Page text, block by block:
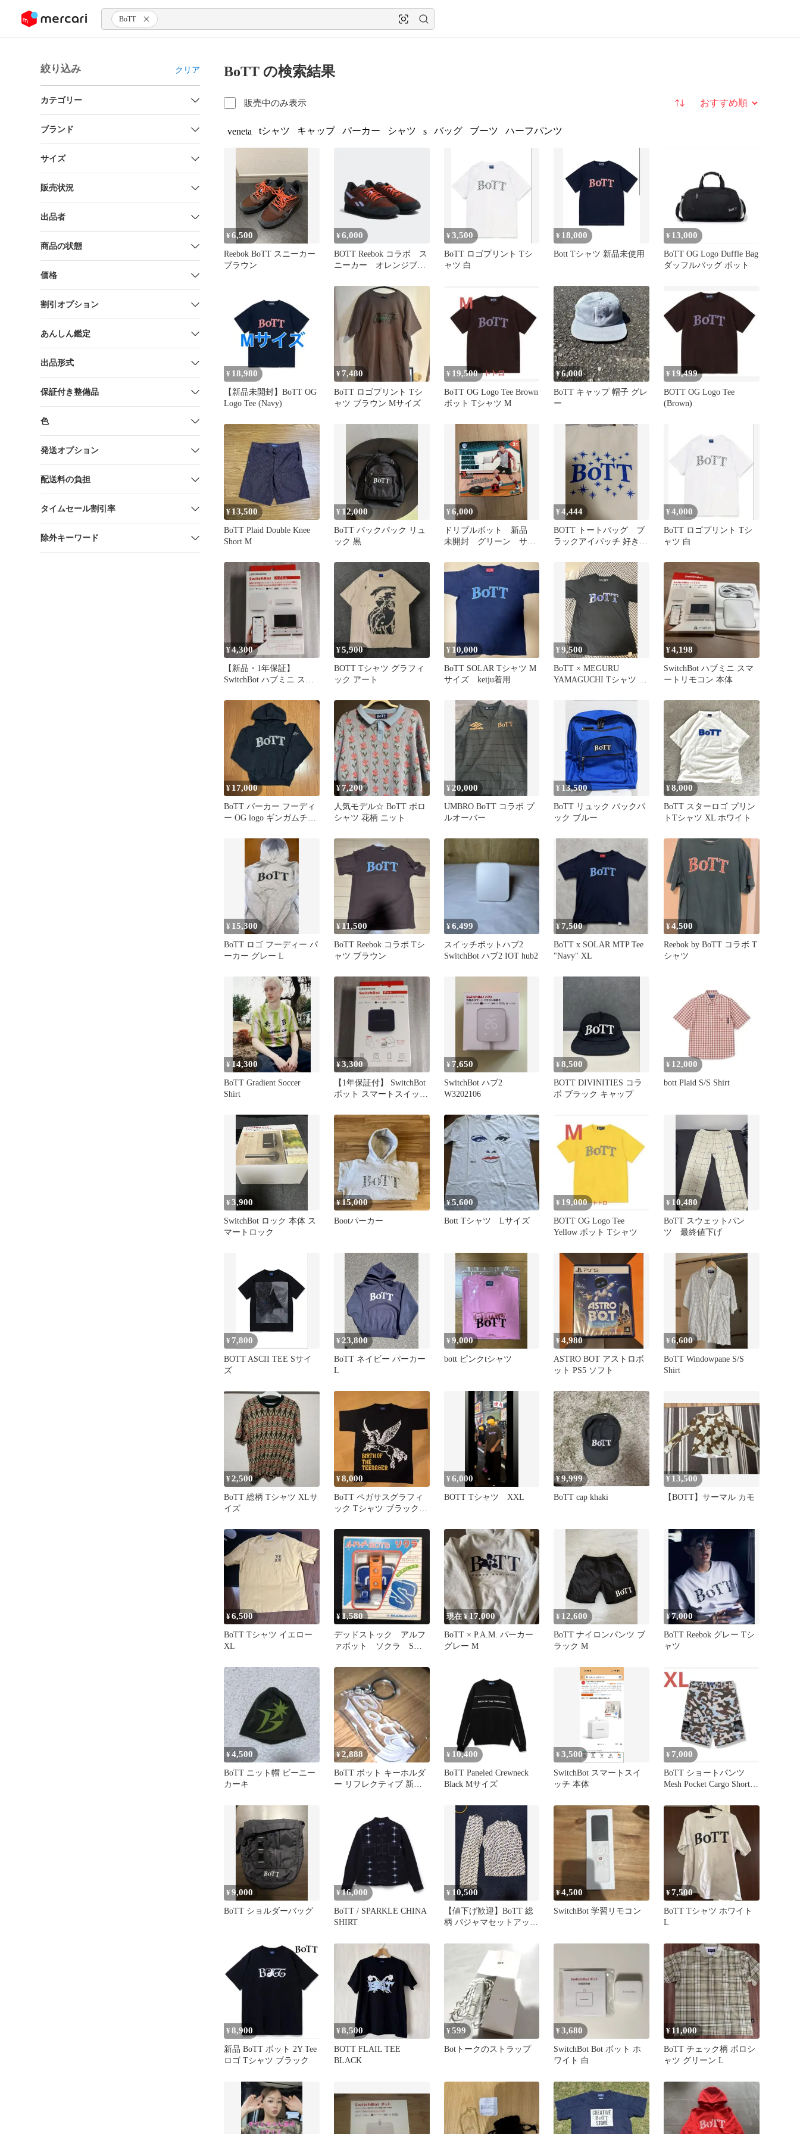
ツにスキップ BoTT
絞り込み クリア
カテゴリー
ブランド
サイズ
販売状況
出品者
商品の状態
価格
割引オプション
あんしん鑑定
出品形式
保証付き整備品
色
発送オプション
配送料の負担
タイムセール割引率
除外キーワード
BoTT の検索結果
販売中のみ表示 並び替え
veneta tシャツ キャップ パーカー シャツ s バッグ ブーツ ハーフパンツ
¥6,500
Reebok BoTT スニーカー
ブラウン
¥6,000
BOTT Reebok コラボ ス
ニーカー オレンジブラ
¥3,500
BoTT ロゴプリント Tシ
ャツ 白
¥ 18,000
Bott Tシャツ 新品未使用
¥ 13,000
BoTT OG Logo Duffle Bag
ダッフルバッグ ボット
¥ 18,980
【新品未開封】BoTT OG
Logo Tee (Navy)
¥ 7,480
BoTT ロゴプリント Tシ
ャツ ブラウン Mサイズ
¥ 19,500
BoTT OG Logo Tee Brown
ボット Tシャツ M
¥6,000
BoTT キャップ 帽子 グレ
ー
¥ 19,499
BOTT OG Logo Tee
(Brown)
¥ 13,500
BoTT Plaid Double Knee
Short M
¥ 12,000
BoTT バックパック リュ
ック 黒
¥6,000
ドリブルボット 新品
未開封 グリーン サッ
¥4,444
BOTT トートバッグ ブ
ラックアイパッチ 好きに
¥ 4,000
BoTT ロゴプリント Tシ
ャツ 白
¥4,300
【新品・1年保証】
SwitchBot ハブミニ スマ
ット
¥5,900
BOTT Tシャツ グラフィ
ック アート
¥ 10,000
BoTT SOLAR Tシャツ M
サイズ keiju着用
¥9,500
BoTT × MEGURU
YAMAGUCHI Tシャツ M
¥4,198
SwitchBot ハブミニ スマ
ートリモコン 本体
¥ 17,000
BoTT パーカー フーディ
ー OG logo ギンガムチェ
¥7,200
人気モデル☆ BoTT ポロ
シャツ 花柄 ニット
¥ 20,000
UMBRO BoTT コラボ プ
ルオーバー
¥ 13,500
BoTT リュック バックパ
ック ブルー
¥8,000
BoTT スターロゴ プリン
トTシャツ XL ホワイト
¥ 15,300
BoTT ロゴ フーディー パ
ーカー グレー L
¥ 11,500
BoTT Reebok コラボ Tシ
ャツ ブラウン
¥6,499
スイッチボットハブ2
SwitchBot ハブ2 IOT hub2
¥7,500
BoTT x SOLAR MTP Tee
"Navy" XL
¥4,500
Reebok by BoTT コラボ T
シャツ
¥ 14,300
BoTT Gradient Soccer
Shirt
¥3,300
【1年保証付】 SwitchBot
ボット スマートスイッチ
¥ 7,650
SwitchBot ハブ2
W3202106
¥8,500
BOTT DIVINITIES コラ
ボ ブラック キャップ
¥ 12,000
bott Plaid S/S Shirt
¥3,900
SwitchBot ロック 本体 ス
マートロック
¥15,000
Bootパーカー
¥5,600
Bott Tシャツ Lサイズ
¥ 19,000
BOTT OG Logo Tee
Yellow ボット Tシャツ
¥ 10,480
BoTT スウェットパン
ツ 最終値下げ
¥ 7,800
BOTT ASCII TEE Sサイ
ズ
¥ 23,800
BoTT ネイビー パーカー
L
¥9,000
bott ピンクtシャツ
¥4,980
ASTRO BOT アストロボ
ット PS5 ソフト
¥6,600
BoTT Windowpane S/S
Shirt
¥2,500
BoTT 総柄 Tシャツ XLサ
イズ
¥8,000
BoTT ペガサスグラフィ
ック Tシャツ ブラック M
¥6,000
BOTT Tシャツ XXL
¥9,999
BoTT cap khaki
¥ 13,500
【BOTT】サーマル カモ
¥6,500
BoTT Tシャツ イエロー
XL
¥ 1,580
デッドストック アルフ
ァボット ソクラ S
ン ロボット
現在 ¥ 17,000
BoTT × P.A.M. パーカー
グレー M
¥ 12,600
BoTT ナイロンパンツ ブ
ラック M
¥7,000
BoTT Reebok グレー Tシ
ャツ
¥4,500
BoTT ニット帽 ビーニー
カーキ
¥2,888
BoTT ボット キーホルダ
ー リフレクティブ 新品
¥ 10,400
BoTT Paneled Crewneck
Black Mサイズ
¥3,500
SwitchBot スマートスイ
ッチ 本体
¥ 7,000
BoTT ショートパンツ
Mesh Pocket Cargo Short
¥9,000
BoTT ショルダーバッグ
¥16,000
BoTT / SPARKLE CHINA
SHIRT
¥ 10,500
【値下げ歓迎】BoTT 総
柄 パジャマセットアップ
¥4,500
SwitchBot 学習リモコン
¥7,500
BoTT Tシャツ ホワイト
L
¥ 8,900
新品 BoTT ボット 2Y Tee
ロゴ Tシャツ ブラック
¥8,500
BOTT FLAIL TEE
BLACK
¥599
Botトークのストラップ
¥3,680
SwitchBot Bot ボット ホ
ワイト 白
¥ 11,000
BoTT チェック柄 ポロシ
ャツ グリーン L